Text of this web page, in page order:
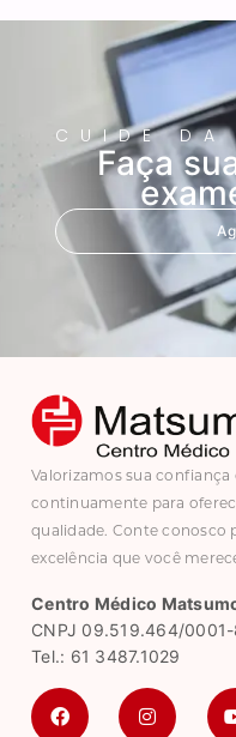
CUIDE DA
Faça
Valorizamos sua confiança
continuamente para
qualidade. Conte conosco
excelência que você
Centro Médico
CNPJ 09.519.464/
Tel.: 61 3487.1029